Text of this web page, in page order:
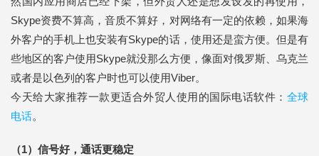
Skype资费不算高，音质不算好，对网络有一定的依赖，如果海
外客户的手机上也安装有Skype的话，使用还是蛮方便。但是有
些地区的客户使用Skype就没那么方便，像面对俄罗斯、乌克兰
或者是以色列的客户时也可以使用Viber。
今天给大家推荐一款更适合外贸人使用的国际电话软件： 全球
电话。
（1）信号好，通话更稳定